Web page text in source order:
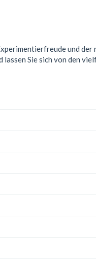
und
lassen Sie sich von den